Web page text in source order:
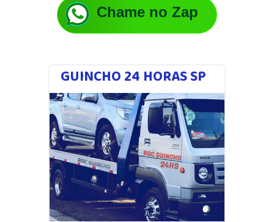
Chame no Zap
GUINCHO 24 HORAS SP